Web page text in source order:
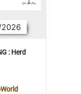
: Herd